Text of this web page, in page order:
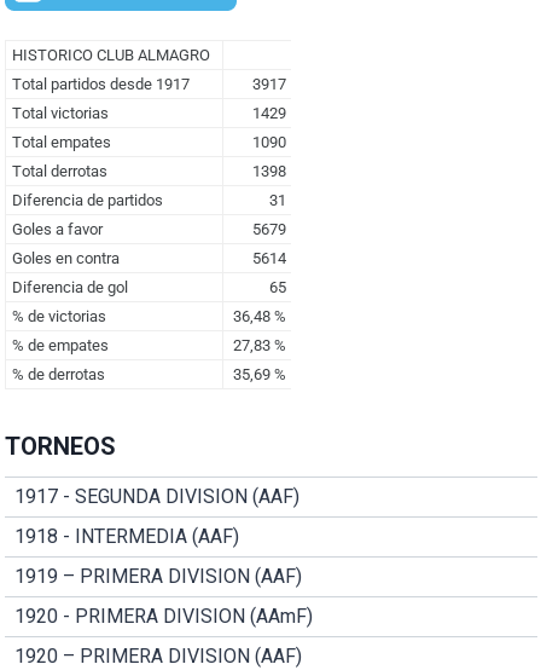
TORNEOS
1917 - SEGUNDA DIVISION (AAF)
1918 - INTERMEDIA (AAF)
1919 – PRIMERA DIVISION (AAF)
1920 - PRIMERA DIVISION (AAmF)
1920 – PRIMERA DIVISION (AAF)